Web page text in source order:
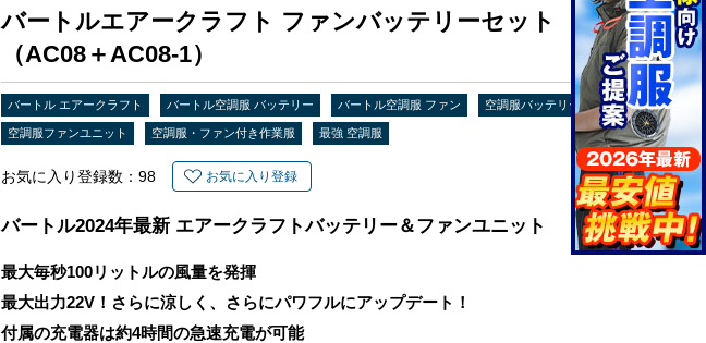
バートルエアークラフト ファンバッテリーセット
（AC08＋AC08-1）
バートル エアークラフト バートル空調服 バッテリー バートル空調服 ファン 空調服バッテリー
空調服ファンユニット 空調服・ファン付き作業服 最強 空調服
お気に入り登録数： 98 お気に入り登録
バートル2024年最新 エアークラフトバッテリー＆ファンユニット
最大毎秒100リットルの風量を発揮
最大出力22V！さらに涼しく、さらにパワフルにアップデート！
付属の充電器は約4時間の急速充電が可能